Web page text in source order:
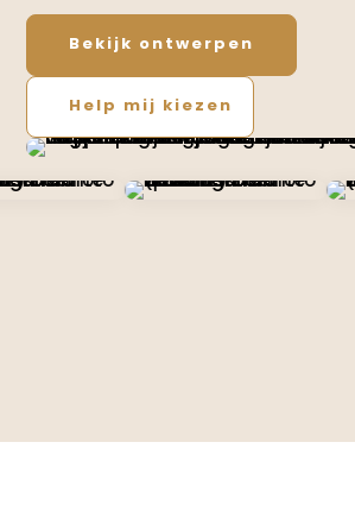
Bekijk ontwerpen
Help mij kiezen